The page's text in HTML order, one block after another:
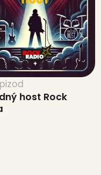
host Rock